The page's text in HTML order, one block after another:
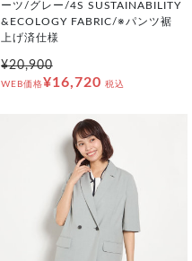
ーツ/グレー/4S SUSTAINABILITY
&ECOLOGY FABRIC/※パンツ裾
上げ済仕様
¥20,900
WEB価格¥16,720 税込